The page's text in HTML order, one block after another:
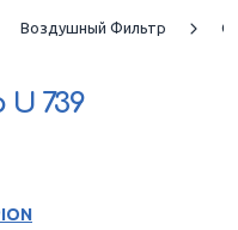
Воздушный Фильтр
U 739